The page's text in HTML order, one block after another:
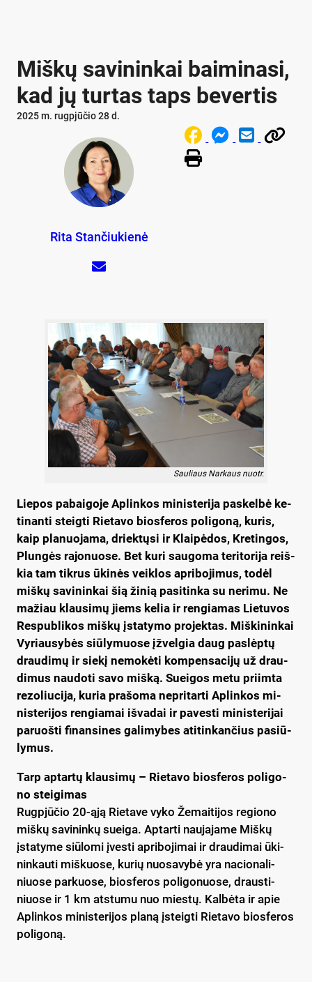
Miš­kų sa­vi­nin­kai bai­mi­na­si,
kad jų tur­tas taps be­ver­tis
2025 m. rugpjūčio 28 d.
Rita Stančiukienė
Sauliaus Narkaus nuotr.
Lie­pos pa­bai­go­je Ap­lin­kos mi­nis­te­ri­ja pa­skel­bė ke­
ti­nan­ti steig­ti Rie­ta­vo bios­fe­ros po­li­go­ną, ku­ris,
kaip pla­nuo­ja­ma, driek­tų­si ir Klai­pė­dos, Kre­tin­gos,
Plun­gės ra­jo­nuo­se. Bet ku­ri sau­go­ma te­ri­to­ri­ja reiš­
kia tam tik­rus ūki­nės veik­los ap­ri­bo­ji­mus, to­dėl
miš­kų sa­vi­nin­kai šią ži­nią pa­si­tin­ka su ne­ri­mu. Ne
ma­žiau klau­si­mų jiems ke­lia ir ren­gia­mas Lie­tu­vos
Res­pub­li­kos miš­kų įsta­ty­mo pro­jek­tas. Miš­ki­nin­kai
Vy­riau­sy­bės siū­ly­muo­se įžvel­gia daug pa­slėp­tų
drau­di­mų ir sie­kį ne­mo­kė­ti kom­pen­sa­ci­jų už drau­
di­mus nau­do­ti sa­vo miš­ką. Suei­gos me­tu priim­ta
re­zo­liu­ci­ja, ku­ria pra­šo­ma ne­pri­tar­ti Ap­lin­kos mi­
nis­te­ri­jos ren­gia­mai iš­va­dai ir pa­ves­ti mi­nis­te­ri­jai
pa­ruoš­ti fi­nan­si­nes ga­li­my­bes ati­tin­kan­čius pa­siū­
ly­mus.
Tarp ap­tar­tų klau­si­mų – Rie­ta­vo bios­fe­ros po­li­go­
no stei­gi­mas
Rugp­jū­čio 20-ąją Rie­ta­ve vy­ko Že­mai­ti­jos re­gio­no
miš­kų sa­vi­nin­kų suei­ga. Ap­tar­ti nau­ja­ja­me Miš­kų
įsta­ty­me siū­lo­mi įves­ti ap­ri­bo­ji­mai ir drau­di­mai ūki­
nin­kau­ti miš­kuo­se, ku­rių nuo­sa­vy­bė yra na­cio­na­li­
niuo­se par­kuo­se, bios­fe­ros po­li­go­nuo­se, draus­ti­
niuo­se ir 1 km at­stu­mu nuo mies­tų. Kal­bė­ta ir apie
Ap­lin­kos mi­nis­te­ri­jos pla­ną įsteig­ti Rie­ta­vo bios­fe­ros
po­li­go­ną.